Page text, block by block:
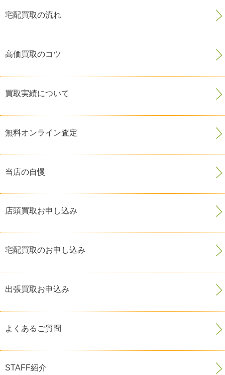
宅配買取の流れ
高価買取のコツ
買取実績について
無料オンライン査定
当店の自慢
店頭買取お申し込み
宅配買取のお申し込み
出張買取お申込み
よくあるご質問
STAFF紹介